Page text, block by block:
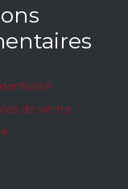
de vente